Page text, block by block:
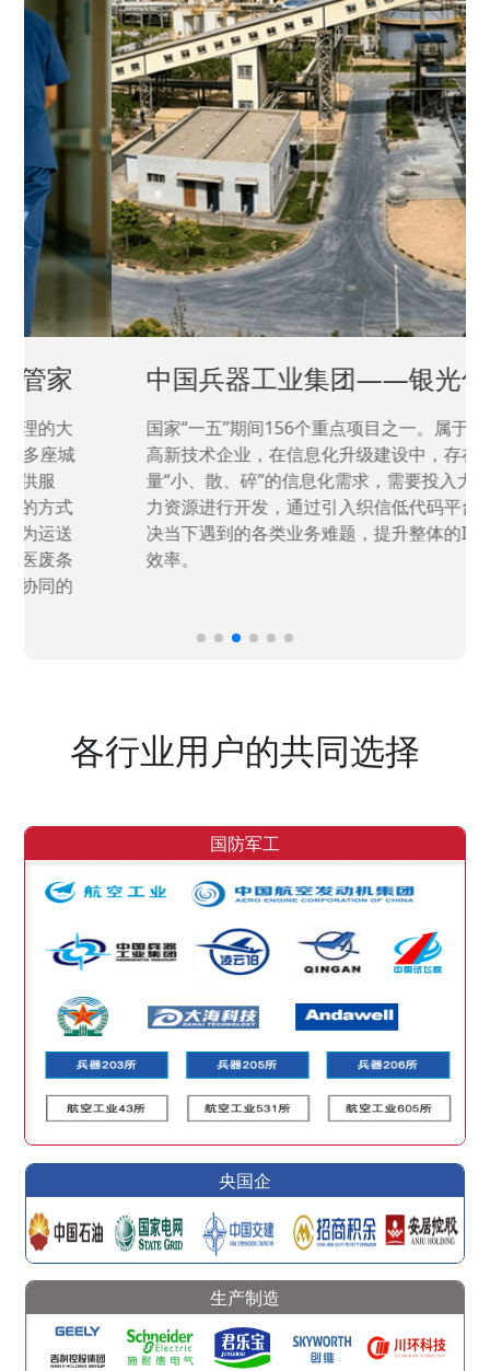
中国兵器工业集团——银光化学
国家“一五”期间156个重点项目之一。属于国家
高新技术企业，在信息化升级建设中，存在大
量“小、散、碎”的信息化需求，需要投入大量人
力资源进行开发，通过引入织信低代码平台，解
决当下遇到的各类业务难题，提升整体的IT研发
效率。
各行业用户的共同选择
国防军工
央国企
生产制造